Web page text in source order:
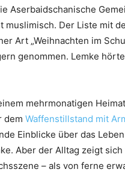
Aserbaidschanische
muslimisch. Der Liste mit
Art „Weihnachten im
genommen. Lemke
mehrmonatigen
dem Waffenstillstand mit
Einblicke über das
Aber der Alltag zeigt
– als von ferne